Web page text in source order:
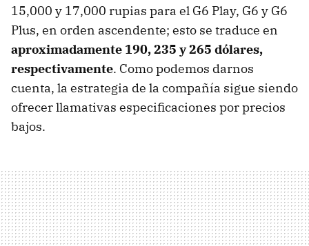
15,000 y 17,000 rupias para el G6 Play, G6 y G6
Plus, en orden ascendente; esto se traduce en
aproximadamente 190, 235 y 265 dólares,
respectivamente. Como podemos darnos
cuenta, la estrategia de la compañía sigue siendo
ofrecer llamativas especificaciones por precios
bajos.